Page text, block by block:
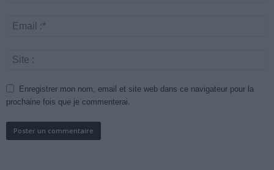
Enregistrer mon nom, email et site web dans ce navigateur pour la
prochaine fois que je commenterai.